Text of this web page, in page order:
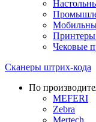
Принтеры
Чековые
Сканеры штрих-кода
По
MEFERI
Zebra
Mertech